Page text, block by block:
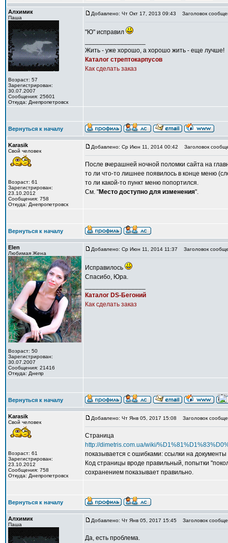
Алхимик
Паша
Возраст: 57
Зарегистрирован:
30.07.2007
Сообщения: 25601
Откуда: Днепропетровск
Добавлено: Чт Окт 17, 2013 09:43 Заголовок
"Ю" исправил
Жить - уже хорошо, а хорошо жить - еще лучше!
Каталог стрептокарпусов
Как сделать заказ
Вернуться к началу
Karasik
Свой человек
Возраст: 61
Зарегистрирован:
23.10.2012
Сообщения: 758
Откуда: Днепропетровск
Добавлено: Ср Июн 11, 2014 00:42 Заголовок
После вчерашней ночной поломки сайта на
то ли что-то лишнее появилось в конце меню
то ли какой-то пункт меню попортился.
См. "Место доступно для изменения".
Вернуться к началу
Elen
Любимая Жена
Возраст: 50
Зарегистрирован:
30.07.2007
Сообщения: 21416
Откуда: Днепр
Добавлено: Ср Июн 11, 2014 11:37 Заголовок
Исправилось
Спасибо, Юра.
Каталог DS-Бегоний
Как сделать заказ
Вернуться к началу
Karasik
Свой человек
Возраст: 61
Зарегистрирован:
23.10.2012
Сообщения: 758
Откуда: Днепропетровск
Добавлено: Чт Янв 05, 2017 15:08 Заголовок
Страница
http://dimetris.com.ua/wiki/
показывается с ошибками: ссылки на документы
Код страницы вроде правильный, попытки
сохранением показывает правильно.
Вернуться к началу
Алхимик
Паша
Добавлено: Чт Янв 05, 2017 15:45 Заголовок
Да, есть проблема.